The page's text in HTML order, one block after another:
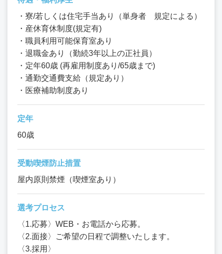
・寮/若しくは住宅手当あり（単身者 規定による）
・産休育休制度(規定有)
・職員利用可能保育室あり
・退職金あり（勤続3年以上の正社員）
・定年60歳 (再雇用制度あり/65歳まで)
・通勤交通費支給（規定あり）
・医療補助制度あり
定年
60歳
受動喫煙防止措置
屋内原則禁煙（喫煙室あり）
選考プロセス
〈1.応募〉WEB・お電話から応募。
〈2.面接〉ご希望の日程で調整いたします。
〈3.採用〉